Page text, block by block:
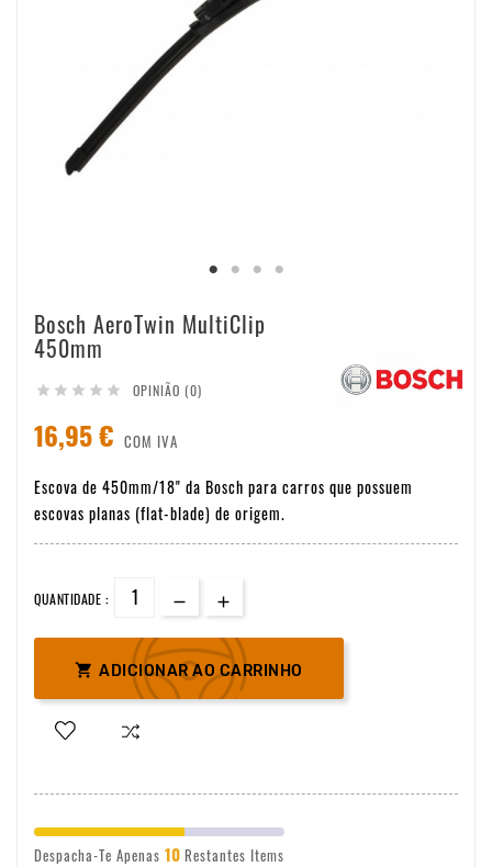
Bosch AeroTwin MultiClip
450mm
     OPINIÃO (0)
16,95 € COM IVA
Escova de 450mm/18" da Bosch para carros que possuem
escovas planas (flat-blade) de origem.
QUANTIDADE :
 ADICIONAR AO CARRINHO
Despacha-Te Apenas 10 Restantes Items